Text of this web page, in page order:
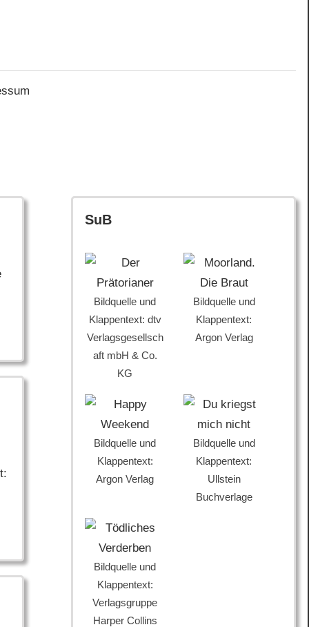
SuB
Bildquelle und
Klappentext: dtv
Verlagsgesellsch
aft mbH & Co.
KG
Bildquelle und
Klappentext:
Argon Verlag
Bildquelle und
Klappentext:
Argon Verlag
Bildquelle und
Klappentext:
Ullstein
Buchverlage
Bildquelle und
Klappentext:
Verlagsgruppe
Harper Collins